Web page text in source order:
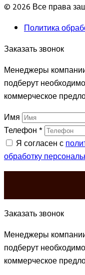
© 2026 Все права
Политика
Заказать звонок
Менеджеры
подберут
коммерческое
Имя
Телефон*
Я согласен с
обработку
Заказать звонок
Менеджеры
подберут
коммерческое